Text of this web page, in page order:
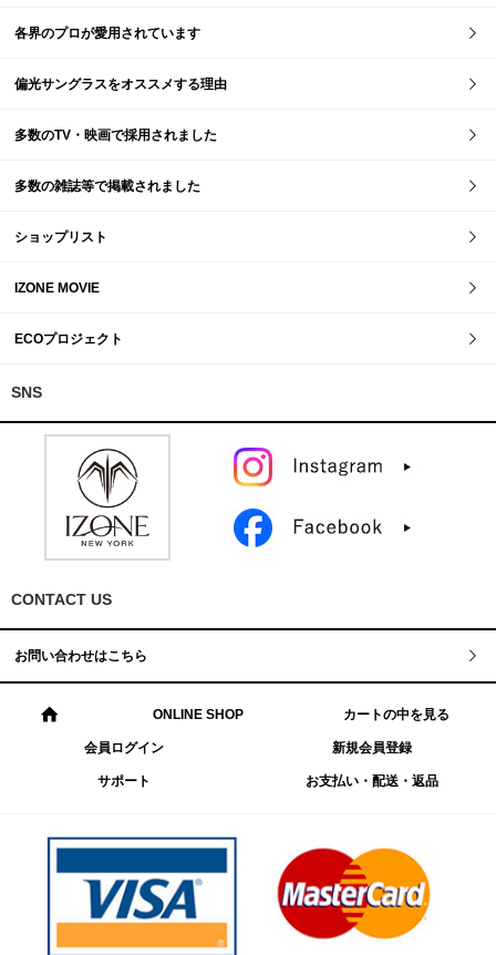
各界のプロが愛用されています
偏光サングラスをオススメする理由
多数のTV・映画で採用されました
多数の雑誌等で掲載されました
ショップリスト
IZONE MOVIE
ECOプロジェクト
SNS
CONTACT US
お問い合わせはこちら
ONLINE SHOP カートの中を見る
会員ログイン 新規会員登録
サポート お支払い・配送・返品